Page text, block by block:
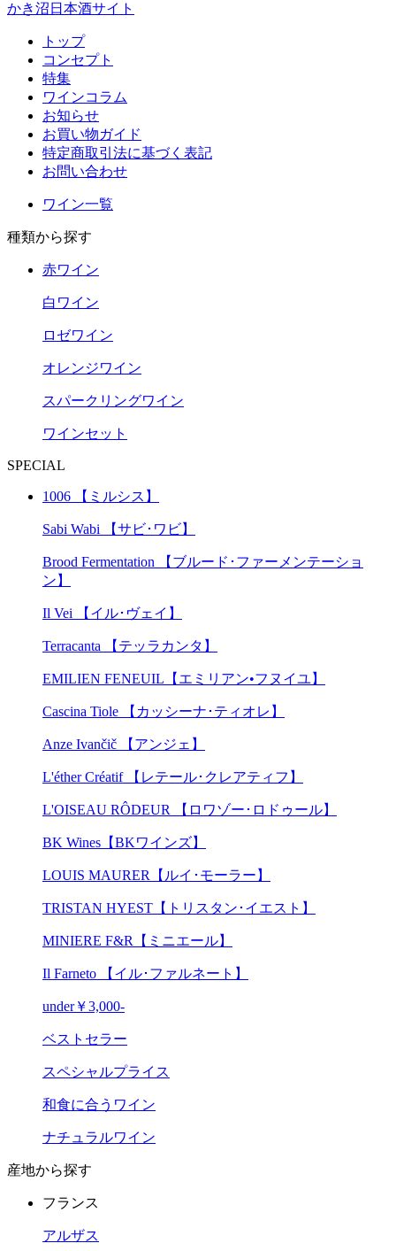
かき沼日本酒サイト
トップ
コンセプト
特集
ワインコラム
お知らせ
お買い物ガイド
特定商取引法に基づく表記
お問い合わせ
ワイン一覧
種類から探す
赤ワイン
白ワイン
ロゼワイン
オレンジワイン
スパークリングワイン
ワインセット
SPECIAL
1006 【ミルシス】
Sabi Wabi 【サビ･ワビ】
Brood Fermentation 【ブルード･ファーメンテーショ
ン】
Il Vei 【イル･ヴェイ】
Terracanta 【テッラカンタ】
EMILIEN FENEUIL【エミリアン•フヌイユ】
Cascina Tiole 【カッシーナ･ティオレ】
Anze Ivančič 【アンジェ】
L'éther Créatif 【レテール･クレアティフ】
L'OISEAU RÔDEUR 【ロワゾー･ロドゥール】
BK Wines【BKワインズ】
LOUIS MAURER【ルイ･モーラー】
TRISTAN HYEST【トリスタン･イエスト】
MINIERE F&R【ミニエール】
Il Farneto 【イル･ファルネート】
under￥3,000-
ベストセラー
スペシャルプライス
和食に合うワイン
ナチュラルワイン
産地から探す
フランス
アルザス